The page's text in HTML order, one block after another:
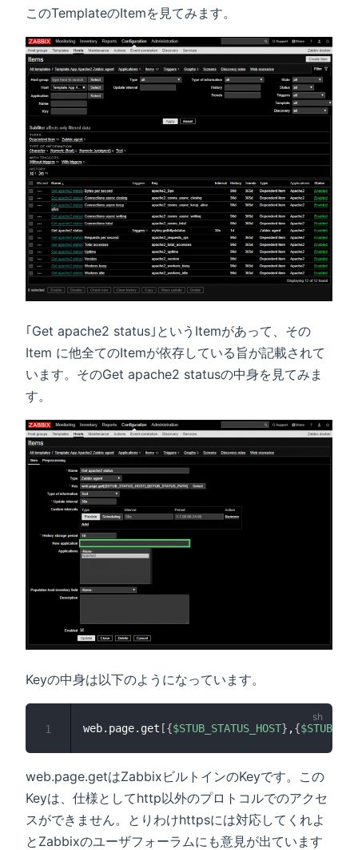
このTemplateのItemを見てみます。
｢Get apache2 status｣というItemがあって、その
Item に他全てのItemが依存している旨が記載されて
います。そのGet apache2 statusの中身を見てみま
す。
Keyの中身は以下のようになっています。
web.page.get [{$STUB_STATUS_HOST} ,{
1
web.page.getはZabbixビルトインのKeyです。この
Keyは、仕様としてhttp以外のプロトコルでのアクセ
スができません。とりわけhttpsには対応してくれよ
とZabbixのユーザフォーラムにも意見が出ています